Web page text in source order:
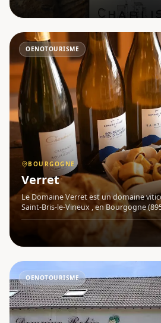
OENOTOURISME
BOURGOGNE
Verret
Le Domaine Verret est un domaine
Saint-Bris-le-Vineux , en Bourgogne
vignes sur les communes de Saint-Bris
Transmis de génération en
OENOTOURISME